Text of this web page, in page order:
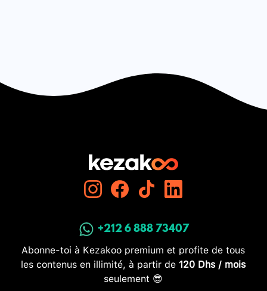
+212 6 888 73407
Abonne-toi à Kezakoo premium et profite de tous
les contenus en illimité, à partir de 120 Dhs / mois
seulement 😎